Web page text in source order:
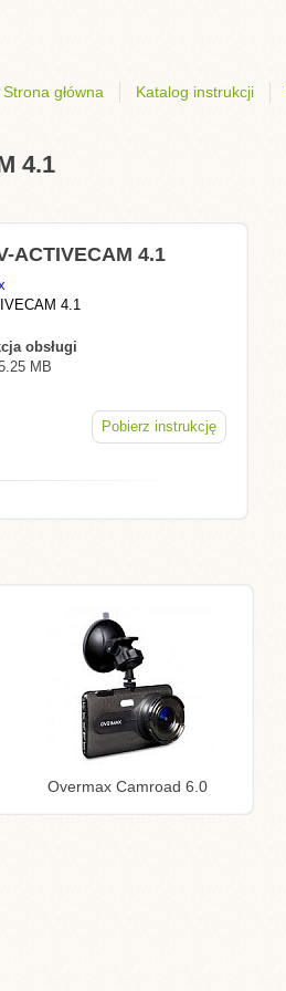
Strona główna Katalog instrukcji
4.1
ACTIVECAM 4.1
4.1
obsługi
MB
Pobierz instrukcję
Overmax Camroad 6.0